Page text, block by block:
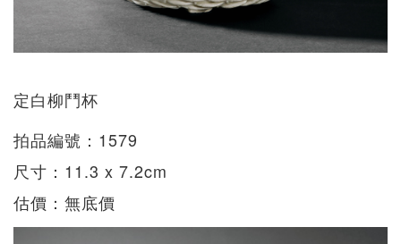
定白柳鬥杯
拍品編號：1579
尺寸：11.3 x 7.2cm
估價：無底價